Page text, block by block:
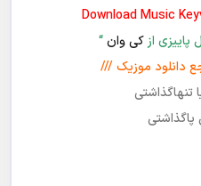
Download Music
از کی وان“
دانلود موزیک ///
تنهاگذاشتی